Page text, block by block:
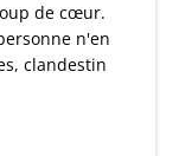
de cœur.
n'en
clandestin